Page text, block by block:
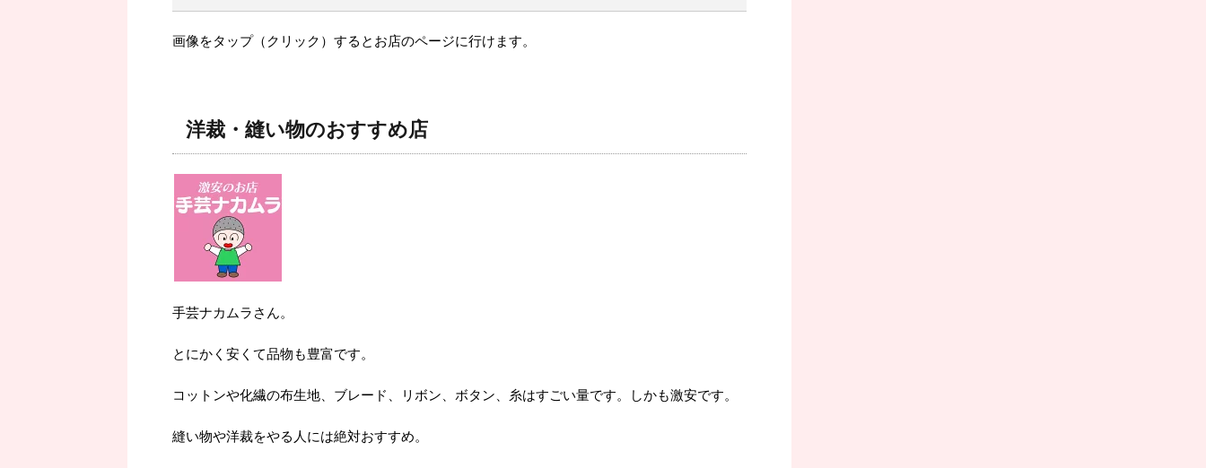
画像をタップ（クリック）するとお店のページに行けます。
洋裁・縫い物のおすすめ店
手芸ナカムラさん。
とにかく安くて品物も豊富です。
コットンや化繊の布生地、ブレード、リボン、ボタン、糸はすごい量です。しかも激安です。
縫い物や洋裁をやる人には絶対おすすめ。